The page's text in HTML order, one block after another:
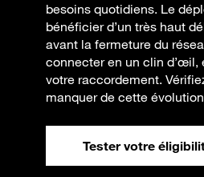
besoins quotidiens. Le
bénéficier d’un très haut
avant la fermeture du
connecter en un clin
votre raccordement.
manquer de cette
Tester votre